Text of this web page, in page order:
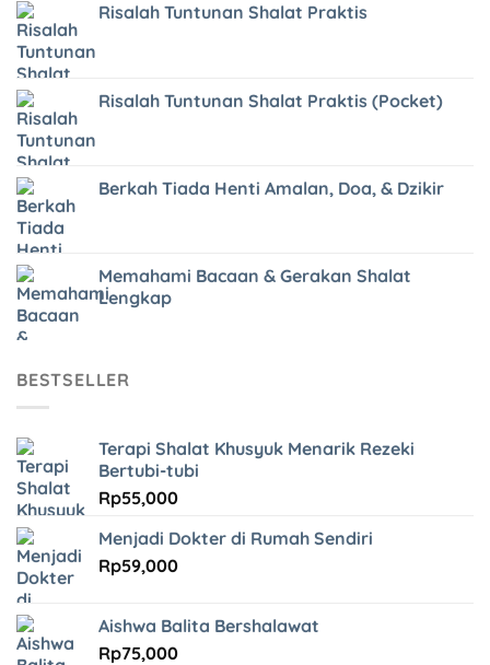
Risalah Tuntunan Shalat Praktis
Risalah Tuntunan Shalat Praktis (Pocket)
Berkah Tiada Henti Amalan, Doa, & Dzikir
Memahami Bacaan & Gerakan Shalat
Lengkap
BESTSELLER
Terapi Shalat Khusyuk Menarik Rezeki
Bertubi-tubi
Rp55,000
Menjadi Dokter di Rumah Sendiri
Rp59,000
Aishwa Balita Bershalawat
Rp75,000